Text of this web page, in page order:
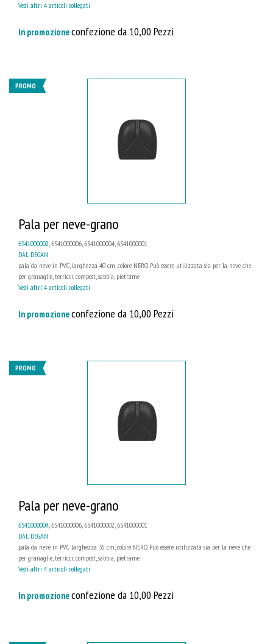
Vedi altri 4 articoli collegati
In promozioneconfezione da 10,00 Pezzi
PROMO
Pala per neve-grano
6S41000002 , 6S41000006, 6S41000004, 6S41000001
DAL DEGAN
pala da neve in PVC, larghezza 40 cm, colore NERO. Può essere utilizzata sia per la neve che
per granaglie, terricci, compost, sabbia, pietrame
Vedi altri 4 articoli collegati
In promozioneconfezione da 10,00 Pezzi
PROMO
Pala per neve-grano
6S41000004, 6S41000006, 6S41000002, 6S41000001
DAL DEGAN
pala da neve in PVC larghezza 35 cm, colore NERO. Può essere utilizzata sia per la neve che
per granaglie, terricci, compost, sabbia, pietrame
Vedi altri 4 articoli collegati
In promozioneconfezione da 10,00 Pezzi